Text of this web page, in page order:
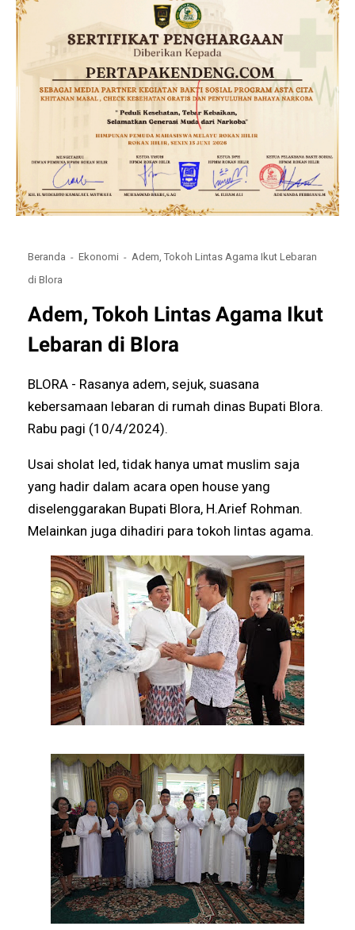
Beranda Ekonomi
Adem, Tokoh Lintas Agama Ikut Lebaran
di Blora
Adem, Tokoh Lintas Agama Ikut
Lebaran di Blora
BLORA - Rasanya adem, sejuk, suasana
kebersamaan lebaran di rumah dinas Bupati Blora.
Rabu pagi (10/4/2024).
Usai sholat Ied, tidak hanya umat muslim saja
yang hadir dalam acara open house yang
diselenggarakan Bupati Blora, H.Arief Rohman.
Melainkan juga dihadiri para tokoh lintas agama.